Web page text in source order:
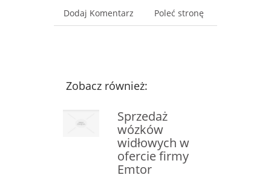
Dodaj Komentarz Poleć stronę
Zobacz również:
Sprzedaż
wózków
widłowych w
ofercie firmy
Emtor